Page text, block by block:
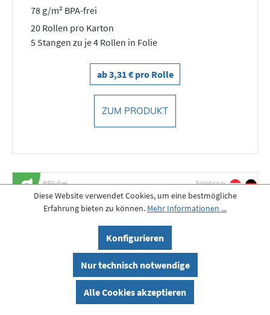
78 g/m² BPA-frei
20 Rollen pro Karton
5 Stangen zu je 4 Rollen in Folie
ab 3,31 € pro Rolle
ZUM PRODUKT
BPA-frei Erhältlich in:
Diese Website verwendet Cookies, um eine bestmögliche
Erfahrung bieten zu können. Mehr Informationen ...
Nur technisch notwendige
Konfigurieren
Alle Cookies akzeptieren